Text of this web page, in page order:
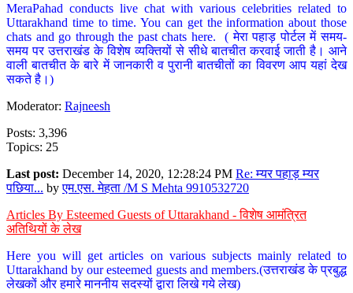
MeraPahad conducts live chat with various celebrities related to
Uttarakhand time to time. You can get the information about those
chats and go through the past chats here. ( मेरा पहाड़ पोर्टल में समय-
समय पर उत्तराखंड के विशेष व्यक्तियों से सीधे बातचीत करवाई जाती है। आने
वाली बातचीत के बारे में जानकारी व पुरानी बातचीतों का विवरण आप यहां देख
सकते है।)
Moderator: Rajneesh
Posts: 3,396
Topics: 25
Last post: December 14, 2020, 12:28:24 PM Re: म्यर पहाड़ म्यर
पछिया... byएम.एस. मेहता /M S Mehta 9910532720
Articles By Esteemed Guests of Uttarakhand - विशेष आमंत्रित
अतिथियों के लेख
Here you will get articles on various subjects mainly related to
Uttarakhand by our esteemed guests and members.(उत्तराखंड के प्रबुद्ध
लेखकों और हमारे माननीय सदस्यों द्वारा लिखे गये लेख)